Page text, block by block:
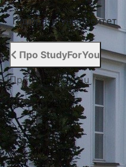
Підібрати університет
Про StudyForYou
Про StudyForYou
Наші проекти
Фото/Відео
Сертифікати